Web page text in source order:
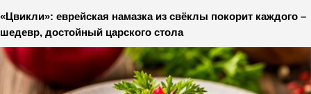
«Цвикли»: еврейская намазка из свёклы покорит каждого –
шедевр, достойный царского стола